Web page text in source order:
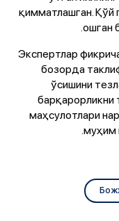
қимматлашган. Қўй
ошган
Экспертлар
бозорда
ўсишини
барқарорликни
маҳсулотлари
муҳим